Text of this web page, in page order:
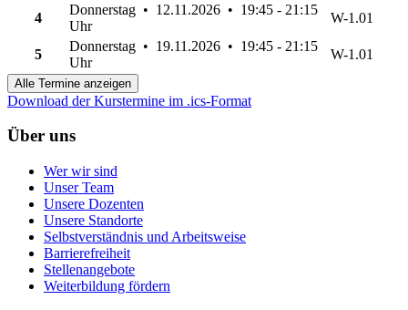
4
Donnerstag • 12.11.2026 • 19:45 - 21:15
Uhr
W-1.01
5
Donnerstag • 19.11.2026 • 19:45 - 21:15
Uhr
W-1.01
Alle Termine anzeigen
Download der Kurstermine im .ics-Format
Über uns
Wer wir sind
Unser Team
Unsere Dozenten
Unsere Standorte
Selbstverständnis und Arbeitsweise
Barrierefreiheit
Stellenangebote
Weiterbildung fördern